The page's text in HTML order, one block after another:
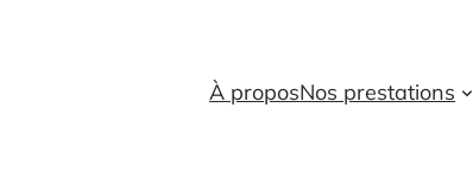
À proposNos prestations